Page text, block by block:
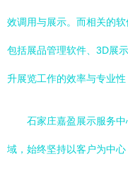
效调用与展示。而相关的
包括展品管理软件、3D展
升展览工作的效率与专业性
石家庄嘉盈展示服务
域，始终坚持以客户为中